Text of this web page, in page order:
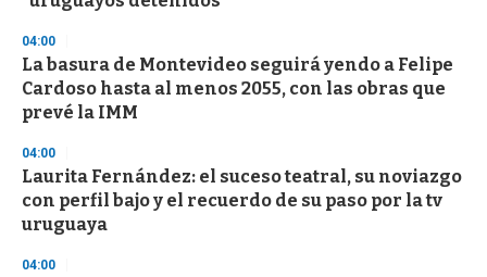
04:00
La basura de Montevideo seguirá yendo a Felipe
Cardoso hasta al menos 2055, con las obras que
prevé la IMM
04:00
Laurita Fernández: el suceso teatral, su noviazgo
con perfil bajo y el recuerdo de su paso por la tv
uruguaya
04:00